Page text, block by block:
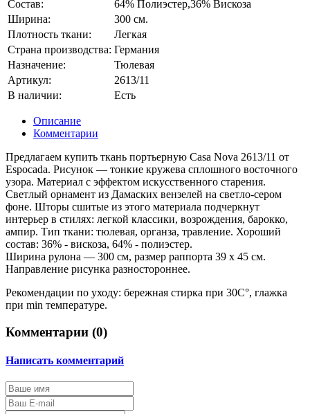
Состав:
64% Полиэстер,36% Вискоза
Ширина:
300 см.
Плотность ткани:
Легкая
Страна производства: Германия
Назначение:
Тюлевая
Артикул:
2613/11
В наличии:
Есть
Описание
Комментарии
Предлагаем купить ткань портьерную Casa Nova 2613/11 от
Espocada. Рисунок — тонкие кружева сплошного восточного
узора. Материал с эффектом искусственного старения.
Светлый орнамент из Дамаских вензелей на светло-сером
фоне. Шторы сшитые из этого материала подчеркнут
интерьер в стилях: легкой классики, возрождения, барокко,
ампир. Тип ткани: тюлевая, органза, травление. Хороший
состав: 36% - вискоза, 64% - полиэстер.
Ширина рулона — 300 см, размер раппорта 39 х 45 см.
Направление рисунка разностороннее.
Рекомендации по уходу: бережная стирка при 30С°, глажка
при min температуре.
Комментарии (0)
Написать комментарий